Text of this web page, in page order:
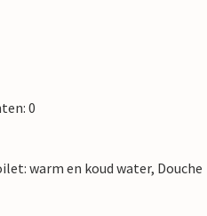
0
warm en koud water, Douche